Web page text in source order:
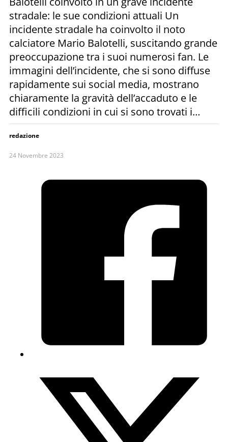
stradale: le sue condizioni attuali Un
incidente stradale ha coinvolto il noto
calciatore Mario Balotelli, suscitando grande
preoccupazione tra i suoi numerosi fan. Le
immagini dell’incidente, che si sono diffuse
rapidamente sui social media, mostrano
chiaramente la gravità dell’accaduto e le
difficili condizioni in cui si sono trovati i…
redazione
24 Novembre 2023